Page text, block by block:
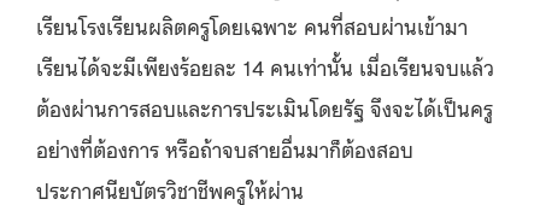
เรียนโรงเรียนผลิตครูโดยเฉพาะ คนที่สอบผ่านเข้ามา
เรียนได้จะมีเพียงร้อยละ 14 คนเท่านั้น เมื่อเรียนจบแล้ว
ต้องผ่านการสอบและการประเมินโดยรัฐ จึงจะได้เป็นครู
อย่างที่ต้องการ หรือถ้าจบสายอื่นมาก็ต้องสอบ
ประกาศนียบัตรวิชาชีพครูให้ผ่าน